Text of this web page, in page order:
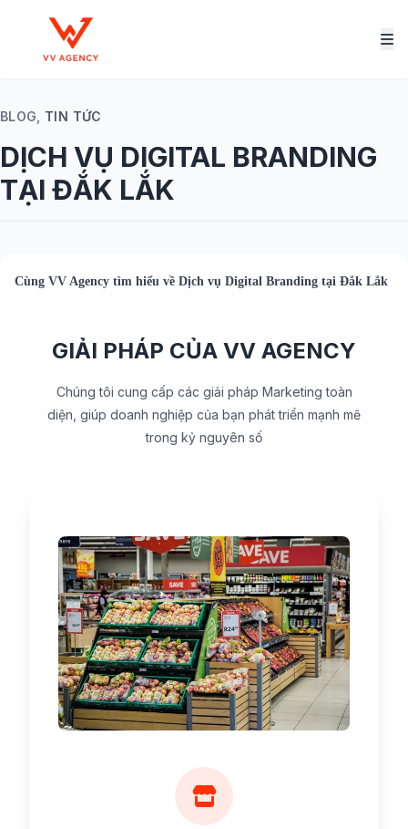
BLOG, TIN TỨC
DỊCH VỤ DIGITAL BRANDING
TẠI ĐẮK LẮK
Cùng VV Agency tìm hiểu về Dịch vụ Digital Branding tại Đắk Lắk
GIẢI PHÁP CỦA VV AGENCY
Chúng tôi cung cấp các giải pháp Marketing toàn
diện, giúp doanh nghiệp của bạn phát triển mạnh mẽ
trong kỷ nguyên số